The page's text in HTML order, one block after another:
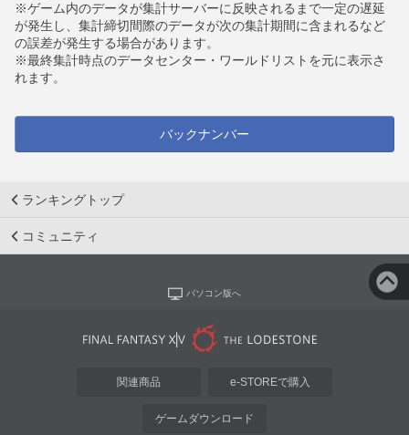
※ゲーム内のデータが集計サーバーに反映されるまで一定の遅延
が発生し、集計締切間際のデータが次の集計期間に含まれるなど
の誤差が発生する場合があります。
※最終集計時点のデータセンター・ワールドリストを元に表示さ
れます。
バックナンバー
ランキングトップ
コミュニティ
パソコン版へ
関連商品 e-STOREで購入
ゲームダウンロード